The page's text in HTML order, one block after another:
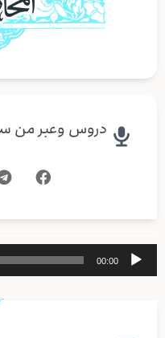
دروس وعبر من
مشغل
الصوت
00:00